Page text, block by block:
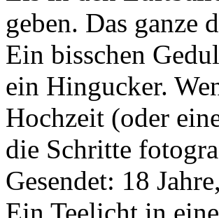
geben. Das ganze
Ein bisschen
ein Hingucker.
Hochzeit (oder
die Schritte
Gesendet: 18
Ein Teelicht in